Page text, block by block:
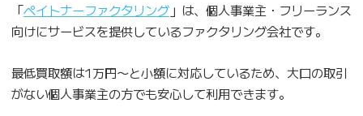
「ペイトナーファクタリング」は、個人事業主・フリーランス
向けにサービスを提供しているファクタリング会社です。
最低買取額は1万円〜と小額に対応しているため、大口の取引
がない個人事業主の方でも安心して利用できます。